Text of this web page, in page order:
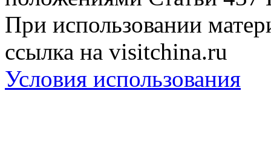
При использовании
ссылка на visitchina.ru
Условия использования